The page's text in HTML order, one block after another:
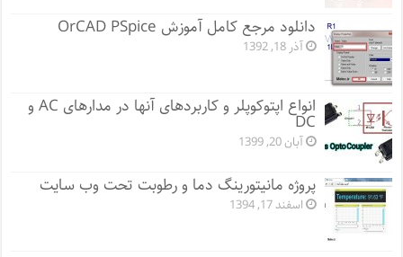
دانلود مرجع کامل آموزش OrCAD PSpice
آذر 18, 1392
انواع اپتوکوپلر و کاربردهای آنها در مدارهای AC و
DC
آبان 20, 1399
پروژه مانيتورينگ دما و رطوبت تحت وب سایت
اسفند 17, 1394